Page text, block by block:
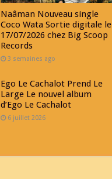
Naâman Nouveau single
Coco Wata Sortie digitale le
17/07/2026 chez Big Scoop
Records
3 semaines ago
Ego Le Cachalot Prend Le
Large Le nouvel album
d’Ego Le Cachalot
6 juillet 2026